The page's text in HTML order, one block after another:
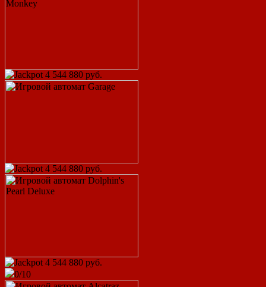
4 544 880 руб.
4 544 880 руб.
4 544 880 руб.
0/10